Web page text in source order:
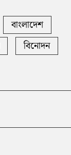
বাংলাদেশ
বিনোদন